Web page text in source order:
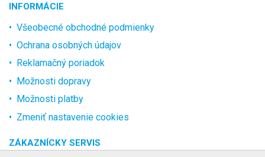
INFORMÁCIE
Všeobecné obchodné podmienky
Ochrana osobných údajov
Reklamačný poriadok
Možnosti dopravy
Možnosti platby
Zmeniť nastavenie cookies
ZÁKAZNÍCKY SERVIS